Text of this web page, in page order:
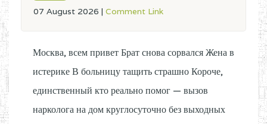
07 August 2026 | Comment Link
Москва, всем привет Брат снова сорвался Жена в
истерике В больницу тащить страшно Короче,
единственный кто реально помог — вызов
нарколога на дом круглосуточно без выходных